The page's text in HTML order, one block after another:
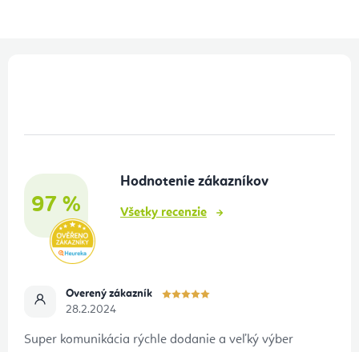
97 %
Hodnotenie zákazníkov
Všetky recenzie
Overený zákazník
28.2.2024
Super komunikácia rýchle dodanie a veľký výber